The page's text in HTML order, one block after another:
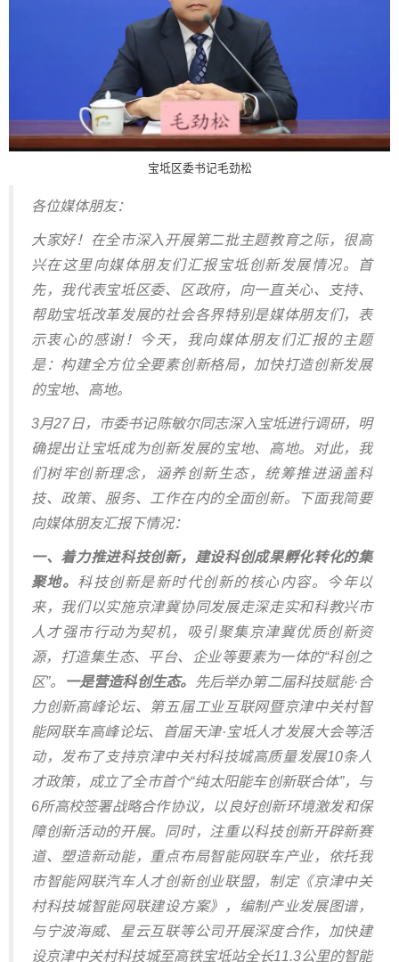
宝坻区委书记毛劲松
各位媒体朋友：
大家好！在全市深入开展第二批主题教育之际，很高
兴在这里向媒体朋友们汇报宝坻创新发展情况。首
先，我代表宝坻区委、区政府，向一直关心、支持、
帮助宝坻改革发展的社会各界特别是媒体朋友们，表
示衷心的感谢！今天，我向媒体朋友们汇报的主题
是：构建全方位全要素创新格局，加快打造创新发展
的宝地、高地。
3月27日，市委书记陈敏尔同志深入宝坻进行调研，明
确提出让宝坻成为创新发展的宝地、高地。对此，我
们树牢创新理念，涵养创新生态，统筹推进涵盖科
技、政策、服务、工作在内的全面创新。下面我简要
向媒体朋友汇报下情况：
一、着力推进科技创新，建设科创成果孵化转化的集
聚地。 科技创新是新时代创新的核心内容。今年以
来，我们以实施京津冀协同发展走深走实和科教兴市
人才强市行动为契机，吸引聚集京津冀优质创新资
源，打造集生态、平台、企业等要素为一体的“科创之
区”。
一是营造科创生态。
先后举办第二届科技赋能·合
力创新高峰论坛、第五届工业互联网暨京津中关村智
能网联车高峰论坛、首届天津·宝坻人才发展大会等活
动，发布了支持京津中关村科技城高质量发展10条人
才政策，成立了全市首个“纯太阳能车创新联合体”，与
6所高校签署战略合作协议，以良好创新环境激发和保
障创新活动的开展。同时，注重以科技创新开辟新赛
道、塑造新动能，重点布局智能网联车产业，依托我
市智能网联汽车人才创新创业联盟，制定《京津中关
村科技城智能网联建设方案》，编制产业发展图谱，
与宁波海威、星云互联等公司开展深度合作，加快建
设京津中关村科技城至高铁宝坻站全长11.3公里的智能